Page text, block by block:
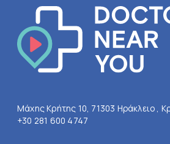
Μάχης Κρήτης 10, 71303 Ηράκλειο ,
+30 281 600 4747